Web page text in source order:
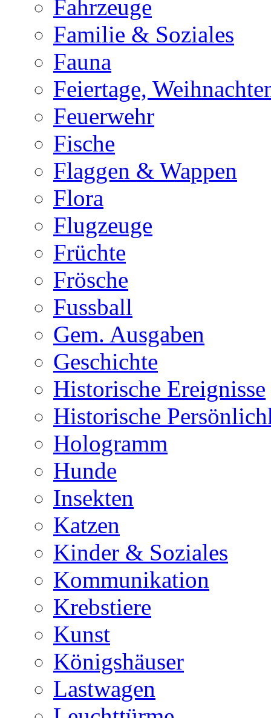
Fahrzeuge
Familie & Soziales
Fauna
Feiertage,
Feuerwehr
Fische
Flaggen & Wappen
Flora
Flugzeuge
Früchte
Frösche
Fussball
Gem. Ausgaben
Geschichte
Historische Ereignisse
Historische
Hologramm
Hunde
Insekten
Katzen
Kinder & Soziales
Kommunikation
Krebstiere
Kunst
Königshäuser
Lastwagen